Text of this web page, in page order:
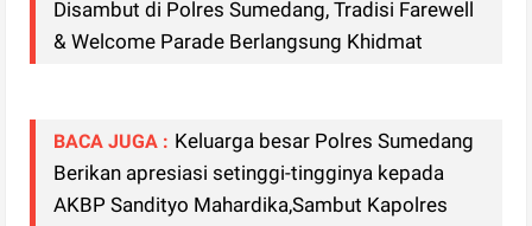
Disambut di Polres Sumedang, Tradisi Farewell
& Welcome Parade Berlangsung Khidmat
BACA JUGA : Keluarga besar Polres Sumedang
Berikan apresiasi setinggi-tingginya kepada
AKBP Sandityo Mahardika,Sambut Kapolres